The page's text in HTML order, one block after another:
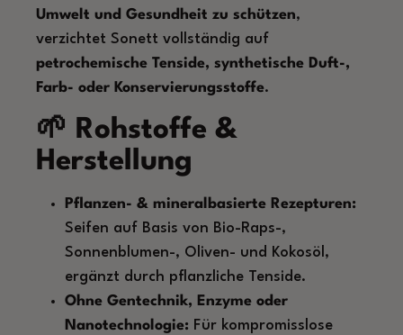
Umwelt und Gesundheit zu schützen,
verzichtet Sonett vollständig auf
petrochemische Tenside, synthetische Duft-,
Farb- oder Konservierungsstoffe.
🌱 Rohstoffe &
Herstellung
Pflanzen- & mineralbasierte Rezepturen:
Seifen auf Basis von Bio-Raps-,
Sonnenblumen-, Oliven- und Kokosöl,
ergänzt durch pflanzliche Tenside.
Ohne Gentechnik, Enzyme oder
Nanotechnologie: Für kompromisslose